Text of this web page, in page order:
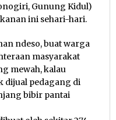
Gunung Kidul)
ini sehari-hari.
ndeso, buat warga
masyarakat
mewah, kalau
dijual pedagang di
bibir pantai